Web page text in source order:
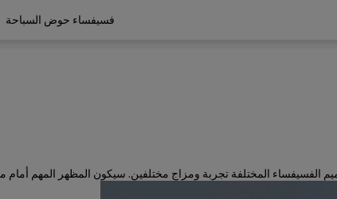
فسيفساء حوض السباحة
المختلفة تجربة ومزاج مختلفين. سيكون المظهر المهم أمام